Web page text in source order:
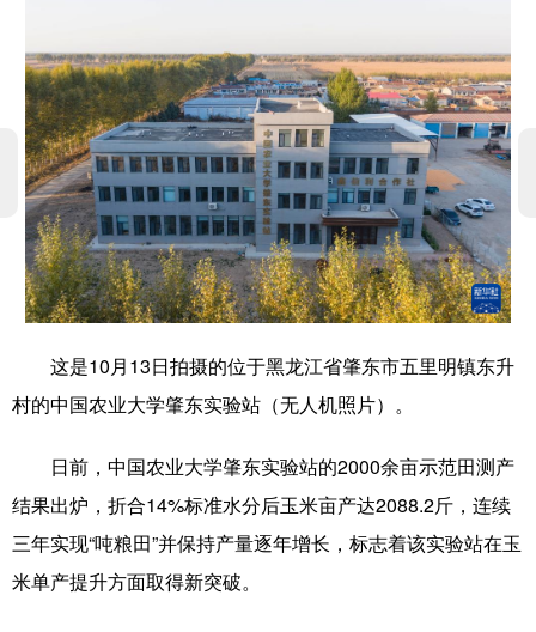
文化 书画 健康 军事
访谈 视频 图片 政务
法律 金融 汽车
食品 人居 信息化 数字经济
学术中国 乡村振兴 银龄 溯源中国
彩票 娱乐 悦读
地方频道
这是10月13日拍摄的位于黑龙江省肇东市五里明镇东升
村的中国农业大学肇东实验站（无人机照片）。
日前，中国农业大学肇东实验站的2000余亩示范田测产
结果出炉，折合14%标准水分后玉米亩产达2088.2斤，连续
三年实现“吨粮田”并保持产量逐年增长，标志着该实验站在玉
米单产提升方面取得新突破。